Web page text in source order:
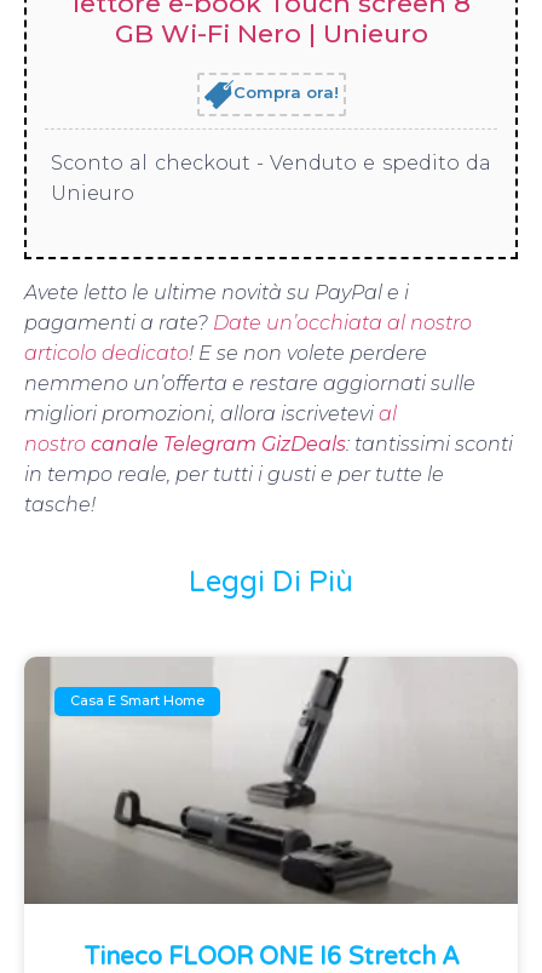
GB Wi-Fi Nero | Unieuro
Compra ora!
Sconto al checkout - Venduto e spedito da
Unieuro
Avete letto le ultime novità su PayPal e i
pagamenti a rate? Date un’occhiata al nostro
articolo dedicato! E se non volete perdere
nemmeno un’offerta e restare aggiornati sulle
migliori promozioni, allora iscrivetevi al
nostro canale Telegram GizDeals: tantissimi sconti
in tempo reale, per tutti i gusti e per tutte le
tasche!
Leggi Di Più
Casa E Smart Home
Tineco FLOOR ONE I6 Stretch A